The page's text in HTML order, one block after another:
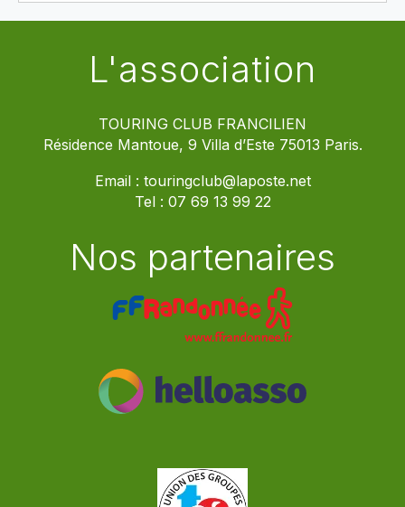
L'association
TOURING CLUB FRANCILIEN
Résidence Mantoue, 9 Villa d’Este 75013 Paris.
Email : touringclub@laposte.net
Tel : 07 69 13 99 22
Nos partenaires